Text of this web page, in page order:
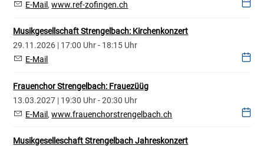
E-Mail ,www.ref-zofingen.ch
Musikgesellschaft Strengelbach: Kirchenkonzert
29.11.2026 | 17:00 Uhr - 18:15 Uhr
E-Mail
Frauenchor Strengelbach: Frauezüüg
13.03.2027 | 19:30 Uhr - 20:30 Uhr
E-Mail,www.frauenchorstrengelbach.ch
Musikgeselleschaft Strengelbach Jahreskonzert